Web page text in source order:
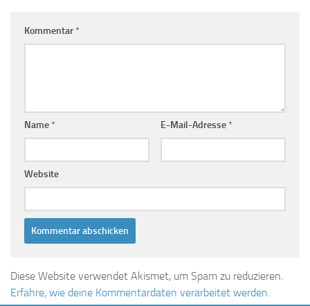
Kommentar*
Name* E-Mail-Adresse*
Website
Diese Website verwendet Akismet, um Spam zu reduzieren.
Erfahre, wie deine Kommentardaten verarbeitet werden.